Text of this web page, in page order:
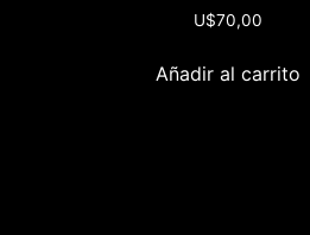
U$70,00
Añadir al carrito